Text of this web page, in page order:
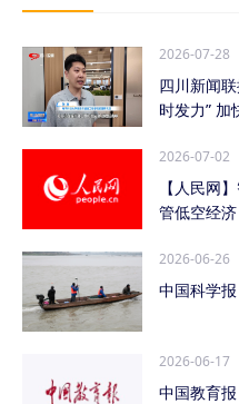
2026-07-28
四川新闻
时发力” 加
2026-07-02
【人民网
管低空经
2026-06-26
中国科学报
2026-06-17
中国教育